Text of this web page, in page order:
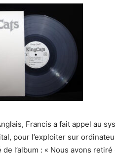
Francis a fait appel au
pour l’exploiter sur
l’album : « Nous avons